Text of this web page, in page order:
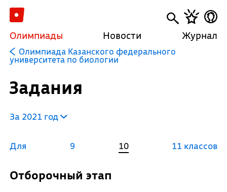
Олимпиады Новости Журнал
Олимпиада Казанского федерального
университета по биологии
Задания
За 2021 год
Для 9 10 11 классов
Отборочный этап